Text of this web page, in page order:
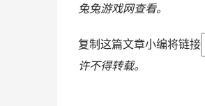
兔兔游戏网查看。
复制这篇文章小编将链接
许不得转载。